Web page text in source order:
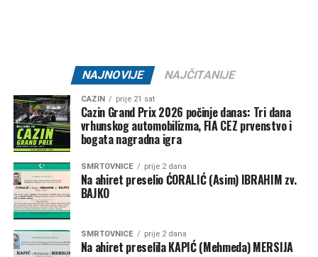
NAJNOVIJE NAJČITANIJE
CAZIN prije 21 sat
Cazin Grand Prix 2026 počinje danas: Tri dana
vrhunskog automobilizma, FIA CEZ prvenstvo i
bogata nagradna igra
SMRTOVNICE prije 2 dana
Na ahiret preselio ĆORALIĆ (Asim) IBRAHIM zv.
BAJKO
SMRTOVNICE prije 2 dana
Na ahiret preselila KAPIĆ (Mehmeda) MERSIJA